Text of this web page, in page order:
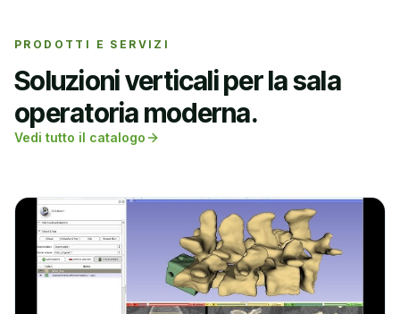
PRODOTTI E SERVIZI
Soluzioni verticali per la sala
operatoria moderna.
Vedi tutto il catalogo